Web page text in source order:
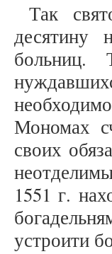
Так
десятину
больниц.
Мономах
своих
1551 г.
устроити